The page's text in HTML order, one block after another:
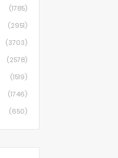
(1785)
(2951)
(3703)
(2578)
(1519)
(1746)
(650)